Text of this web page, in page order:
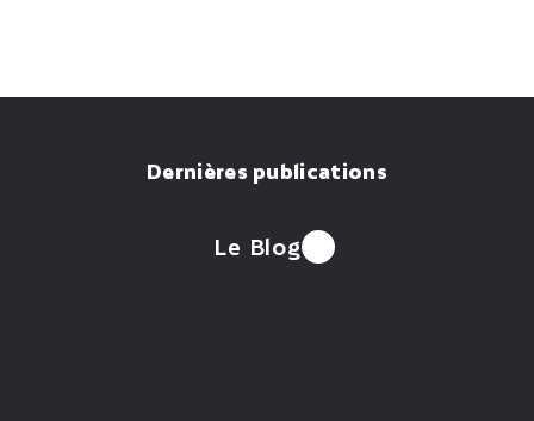
Dernières publications
Le Blog